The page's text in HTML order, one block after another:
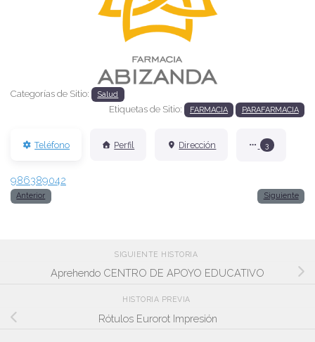
Categorías de Sitio: Salud
Etiquetas de Sitio: FARMACIA PARAFARMACIA
Teléfono Perfil Dirección 3
986389042
Anterior Siguiente
SIGUIENTE HISTORIA
Aprehendo CENTRO DE APOYO EDUCATIVO
HISTORIA PREVIA
Rótulos Eurorot Impresión